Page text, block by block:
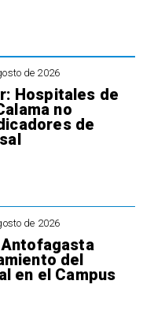
de 2026
Hospitales de
no
de
de 2026
del
en el Campus